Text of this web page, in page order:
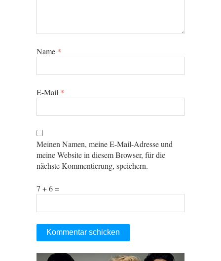
Name *
E-Mail *
Meinen Namen, meine E-Mail-Adresse und
meine Website in diesem Browser, für die
nächste Kommentierung, speichern.
7 + 6 =